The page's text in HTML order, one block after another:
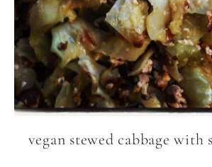
vegan stewed cabbage with